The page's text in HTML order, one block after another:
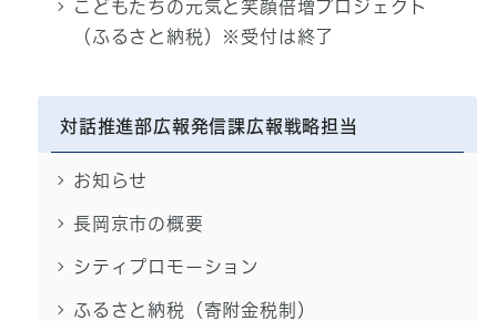
こどもたちの元気と笑顔倍増プロジェクト
（ふるさと納税）※受付は終了
対話推進部広報発信課広報戦略担当
お知らせ
長岡京市の概要
シティプロモーション
ふるさと納税（寄附金税制）